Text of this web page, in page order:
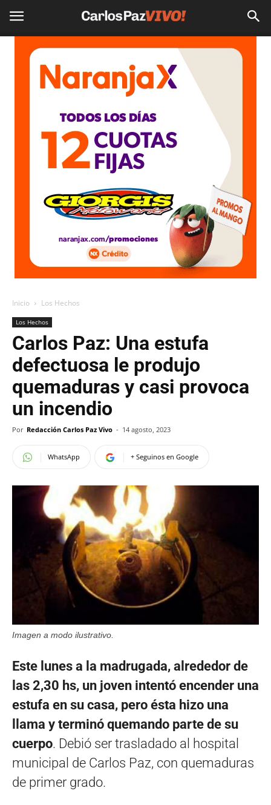
Inicio Los Hechos
Los Hechos
Carlos Paz: Una estufa
defectuosa le produjo
quemaduras y casi provoca
un incendio
Por Redacción Carlos Paz Vivo - 14 agosto, 2023
WhatsApp + Seguinos en Google
Imagen a modo ilustrativo.
Este lunes a la madrugada, alrededor de
las 2,30 hs, un joven intentó encender una
estufa en su casa, pero ésta hizo una
llama y terminó quemando parte de su
cuerpo. Debió ser trasladado al hospital
municipal de Carlos Paz, con quemaduras
de primer grado.